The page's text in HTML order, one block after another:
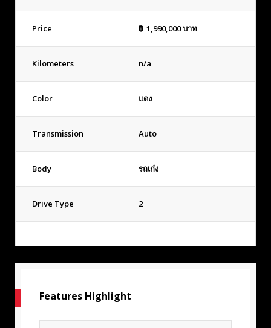
Price ฿ 1,990,000บาท
Kilometers n/a
Color แดง
Transmission Auto
Body รถเก๋ง
Drive Type 2
Features Highlight